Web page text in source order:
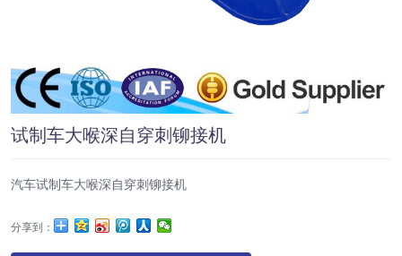
试制车大喉深自穿刺铆接机
汽车试制车大喉深自穿刺铆接机
分享到：